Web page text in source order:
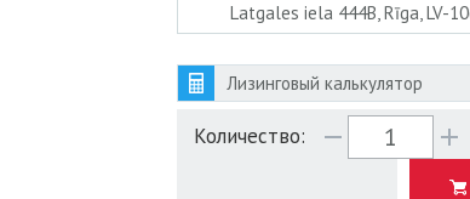
Latgales iela 444B, Rīga, LV-
Лизинговый калькулятор
Количество: